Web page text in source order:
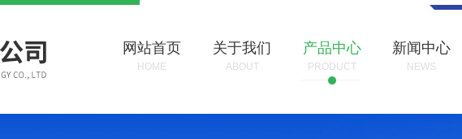
网站首页
HOME
关于我们
ABOUT
产品中心
PRODUCT
新闻中心
NEWS